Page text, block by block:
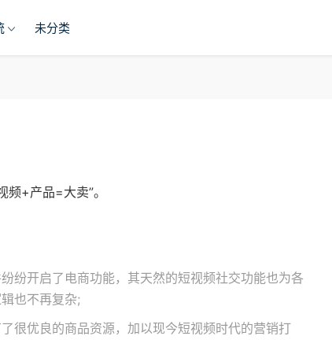
未分类
+产品=大卖”。
纷开启了电商功能，其天然的短视频社交功能也为各
也不再复杂;
很优良的商品资源，加以现今短视频时代的营销打